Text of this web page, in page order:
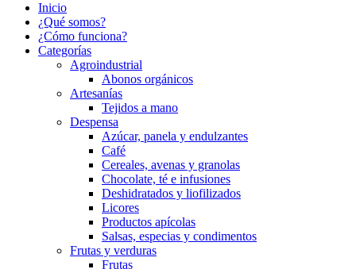
Inicio
¿Qué somos?
¿Cómo funciona?
Categorías
Agroindustrial
Abonos orgánicos
Artesanías
Tejidos a mano
Despensa
Azúcar, panela y endulzantes
Café
Cereales, avenas y granolas
Chocolate, té e infusiones
Deshidratados y liofilizados
Licores
Productos apícolas
Salsas, especias y condimentos
Frutas y verduras
Frutas